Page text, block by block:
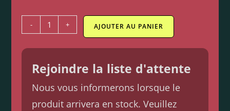
- + AJOUTER AU PANIER
Rejoindre la liste d'attente
Nous vous informerons lorsque le
produit arrivera en stock. Veuillez